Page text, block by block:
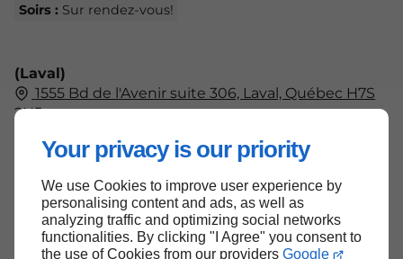
Your privacy is our priority
We use Cookies to improve user experience by
personalising content and ads, as well as
analyzing traffic and optimizing social networks
functionalities. By clicking "I Agree" you consent to
the use of Cookies from our providers Google
Soirs : Sur rendez-vous!
(Laval)
1555 Bd de l'Avenir suite 306, Laval, Québec H7S
2N5
Lun - Ven :
09h00 - 17h00
Sam - Dim :Fermé